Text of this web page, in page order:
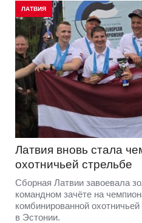
ЛАТВИЯ
Латвия вновь стала
охотничьей стрельбе
Сборная Латвии завоевала
командном зачёте на
комбинированной
в Эстонии.